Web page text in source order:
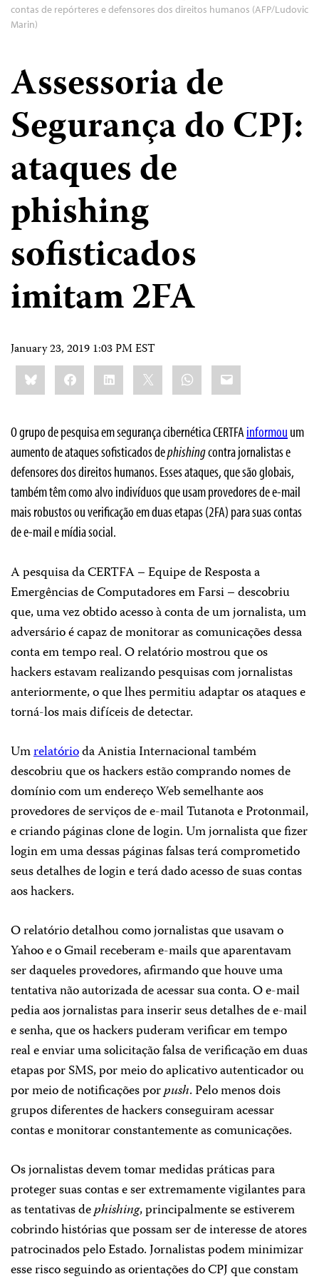
contas de repórteres e defensores dos direitos humanos (AFP/Ludovic
Marin)
Assessoria de
Segurança do CPJ:
ataques de
phishing
sofisticados
imitam 2FA
January 23, 2019 1:03 PM EST
Share
this:BlueskyFacebookLinkedIn WhatsApp
Email
O grupo de pesquisa em segurança cibernética CERTFA informou um
aumento de ataques sofisticados dephishingcontra jornalistas e
defensores dos direitos humanos. Esses ataques, que são globais,
também têm como alvo indivíduos que usam provedores de e-mail
mais robustos ou verificação em duas etapas (2FA) para suas contas
de e-mail e mídia social.
A pesquisa da CERTFA – Equipe de Resposta a
Emergências de Computadores em Farsi – descobriu
que, uma vez obtido acesso à conta de um jornalista, um
adversário é capaz de monitorar as comunicações dessa
conta em tempo real. O relatório mostrou que os
hackers estavam realizando pesquisas com jornalistas
anteriormente, o que lhes permitiu adaptar os ataques e
torná-los mais difíceis de detectar.
Umrelatórioda Anistia Internacional também
descobriu que os hackers estão comprando nomes de
domínio com um endereço Web semelhante aos
provedores de serviços de e-mail Tutanota e Protonmail,
e criando páginas clone de login. Um jornalista que fizer
login em uma dessas páginas falsas terá comprometido
seus detalhes de login e terá dado acesso de suas contas
aos hackers.
O relatório detalhou como jornalistas que usavam o
Yahoo e o Gmail receberam e-mails que aparentavam
ser daqueles provedores, afirmando que houve uma
tentativa não autorizada de acessar sua conta. O e-mail
pedia aos jornalistas para inserir seus detalhes de e-mail
e senha, que os hackers puderam verificar em tempo
real e enviar uma solicitação falsa de verificação em duas
etapas por SMS, por meio do aplicativo autenticador ou
por meio de notificações porpush. Pelo menos dois
grupos diferentes de hackers conseguiram acessar
contas e monitorar constantemente as comunicações.
Os jornalistas devem tomar medidas práticas para
proteger suas contas e ser extremamente vigilantes para
as tentativas dephishing, principalmente se estiverem
cobrindo histórias que possam ser de interesse de atores
patrocinados pelo Estado. Jornalistas podem minimizar
esse risco seguindo as orientações do CPJ que constam